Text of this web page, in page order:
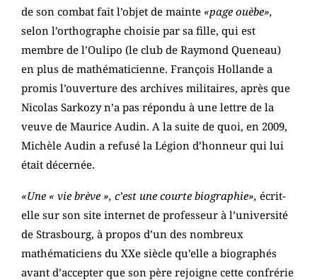
de son combat fait l’objet de mainte «page ouèbe»,
selon l’orthographe choisie par sa fille, qui est
membre de l’Oulipo (le club de Raymond Queneau)
en plus de mathématicienne. François Hollande a
promis l’ouverture des archives militaires, après que
Nicolas Sarkozy n’a pas répondu à une lettre de la
veuve de Maurice Audin. A la suite de quoi, en 2009,
Michèle Audin a refusé la Légion d’honneur qui lui
était décernée.
«Une « vie brève », c’est une courte biographie», écrit-
elle sur son site internet de professeur à l’université
de Strasbourg, à propos d’un des nombreux
mathématiciens du XXe siècle qu’elle a biographés
avant d’accepter que son père rejoigne cette confrérie